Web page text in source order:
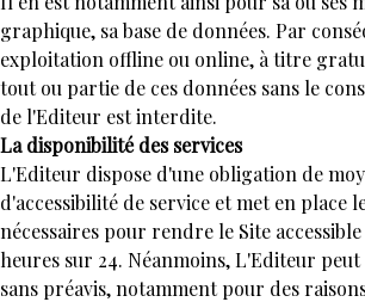
graphique, sa base de données. Par
exploitation offline ou online, à titre
tout ou partie de ces données sans le
de l'Editeur est interdite.
La disponibilité des services
L'Editeur dispose d'une obligation de
d'accessibilité de service et met en place
nécessaires pour rendre le Site accessible
heures sur 24. Néanmoins, L'Editeur
sans préavis, notamment pour des